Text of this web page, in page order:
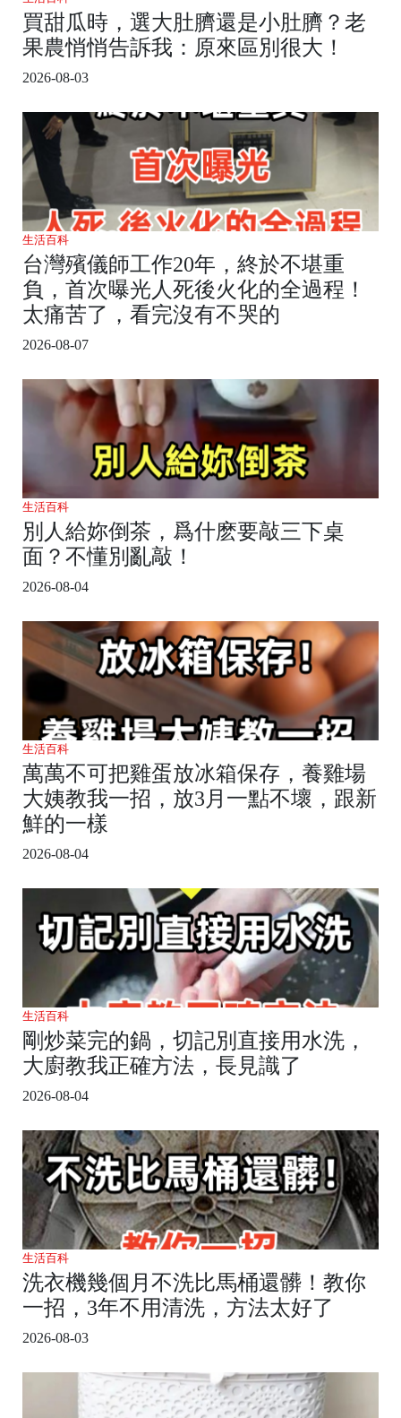
買甜瓜時，選大肚臍還是小肚臍？老
果農悄悄告訴我：原來區別很大！
2026-08-03
生活百科
台灣殯儀師工作20年，終於不堪重
負，首次曝光人死後火化的全過程！
太痛苦了，看完沒有不哭的
2026-08-07
生活百科
別人給妳倒茶，爲什麽要敲三下桌
面？不懂別亂敲！
2026-08-04
生活百科
萬萬不可把雞蛋放冰箱保存，養雞場
大姨教我一招，放3月一點不壞，跟新
鮮的一樣
2026-08-04
生活百科
剛炒菜完的鍋，切記別直接用水洗，
大廚教我正確方法，長見識了
2026-08-04
生活百科
洗衣機幾個月不洗比馬桶還髒！教你
一招，3年不用清洗，方法太好了
2026-08-03